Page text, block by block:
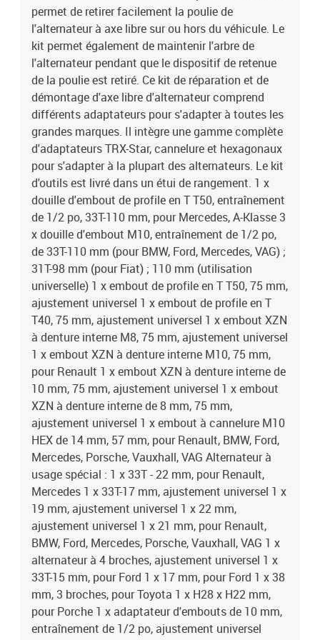
permet de retirer facilement la poulie de
l'alternateur à axe libre sur ou hors du véhicule. Le
kit permet également de maintenir l'arbre de
l'alternateur pendant que le dispositif de retenue
de la poulie est retiré. Ce kit de réparation et de
démontage d'axe libre d'alternateur comprend
différents adaptateurs pour s'adapter à toutes les
grandes marques. Il intègre une gamme complète
d'adaptateurs TRX-Star, cannelure et hexagonaux
pour s'adapter à la plupart des alternateurs. Le kit
d'outils est livré dans un étui de rangement. 1 x
douille d'embout de profile en T T50, entraînement
de 1/2 po, 33T-110 mm, pour Mercedes, A-Klasse 3
x douille d'embout M10, entraînement de 1/2 po,
de 33T-110 mm (pour BMW, Ford, Mercedes, VAG) ;
31T-98 mm (pour Fiat) ; 110 mm (utilisation
universelle) 1 x embout de profile en T T50, 75 mm,
ajustement universel 1 x embout de profile en T
T40, 75 mm, ajustement universel 1 x embout XZN
à denture interne M8, 75 mm, ajustement universel
1 x embout XZN à denture interne M10, 75 mm,
pour Renault 1 x embout XZN à denture interne de
10 mm, 75 mm, ajustement universel 1 x embout
XZN à denture interne de 8 mm, 75 mm,
ajustement universel 1 x embout à cannelure M10
HEX de 14 mm, 57 mm, pour Renault, BMW, Ford,
Mercedes, Porsche, Vauxhall, VAG Alternateur à
usage spécial : 1 x 33T - 22 mm, pour Renault,
Mercedes 1 x 33T-17 mm, ajustement universel 1 x
19 mm, ajustement universel 1 x 22 mm,
ajustement universel 1 x 21 mm, pour Renault,
BMW, Ford, Mercedes, Porsche, Vauxhall, VAG 1 x
alternateur à 4 broches, ajustement universel 1 x
33T-15 mm, pour Ford 1 x 17 mm, pour Ford 1 x 38
mm, 3 broches, pour Toyota 1 x H28 x H22 mm,
pour Porche 1 x adaptateur d'embouts de 10 mm,
entraînement de 1/2 po, ajustement universel